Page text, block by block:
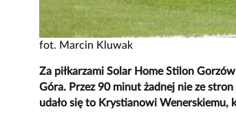
fot. Marcin Kluwak
Za piłkarzami Solar Home Stilon
Góra. Przez 90 minut żadnej nie ze
udało się to Krystianowi Wenerskiemu,